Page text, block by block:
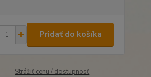
Pridať do košíka
Strážiť cenu / dostupnosť